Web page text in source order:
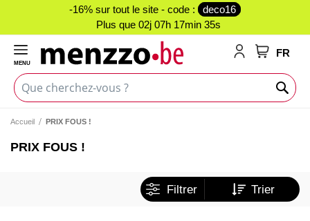
-16% sur tout le site - code :
deco16
Plus que 02j 07h 17min 34s
FR
MENU
Accueil PRIX FOUS !
PRIX FOUS !
Filtrer Trier